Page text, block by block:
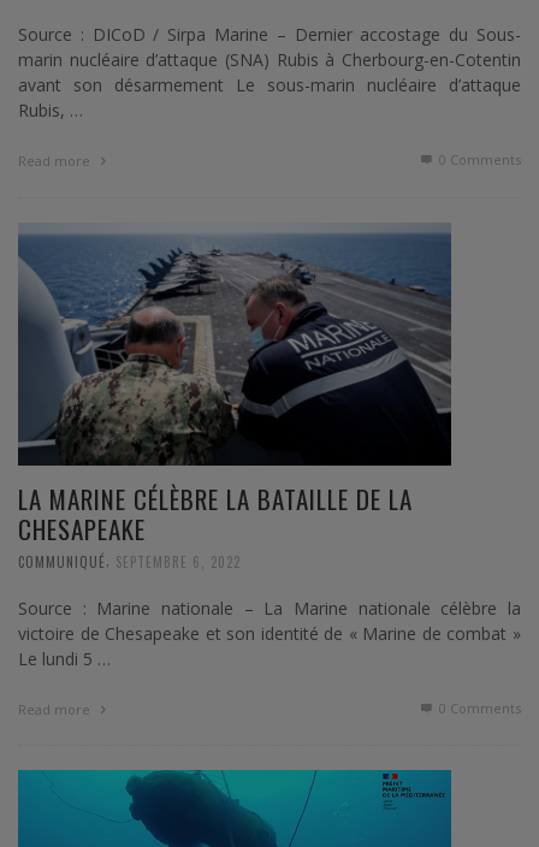
Source : DICoD / Sirpa Marine – Dernier accostage du Sous-
marin nucléaire d’attaque (SNA) Rubis à Cherbourg-en-Cotentin
avant son désarmement Le sous-marin nucléaire d’attaque
Rubis, …
Read more 0 Comments
LA MARINE CÉLÈBRE LA BATAILLE DE LA
CHESAPEAKE
COMMUNIQUÉ SEPTEMBRE 6, 2022
Source : Marine nationale – La Marine nationale célèbre la
victoire de Chesapeake et son identité de « Marine de combat »
Le lundi 5 …
Read more 0 Comments